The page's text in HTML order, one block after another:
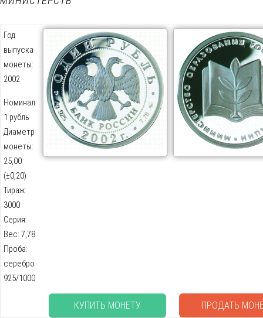
Год
выпуска
монеты:
2002
Номинал:
1 рубль
Диаметр
монеты:
25,00
(±0,20)
Тираж:
3000
Серия:
Вес: 7,78
Проба:
серебро
925/1000
КУПИТЬ МОНЕТУ ПРОДАТЬ